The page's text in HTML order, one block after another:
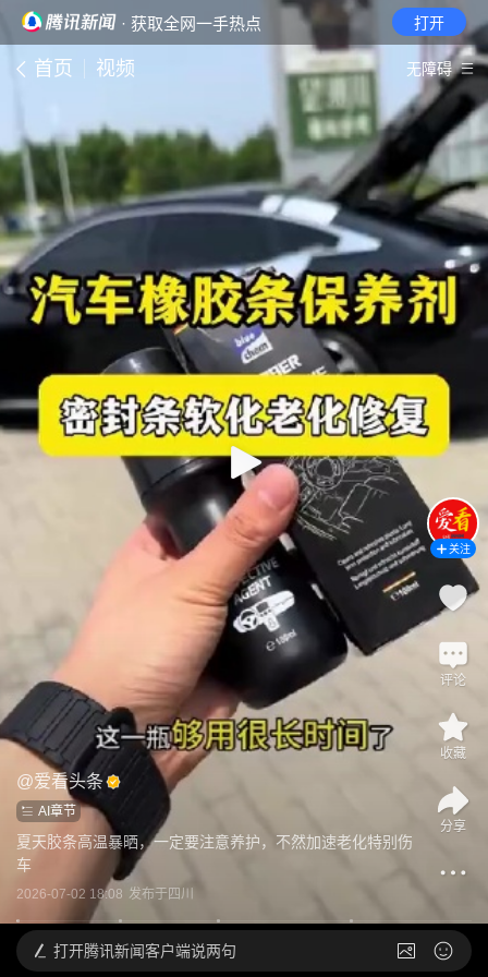
· 获取全网一手热点 打开
首页 视频 无障碍
@爱看头条
AI章节
夏天胶条高温暴晒，一定要注意养护，不然加速老化特别伤
车
2026-07-02 18:08 发布于 四川
关注
评论
收藏
分享
打开腾讯新闻客户端说两句